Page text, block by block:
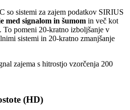
so sistemi za zajem podatkov SIRIUS
med signalom in šumom in več kot
. To pomeni 20-kratno izboljšanje v
sistemi in 20-kratno zmanjšanje
zajema s hitrostjo vzorčenja 200
(HD)